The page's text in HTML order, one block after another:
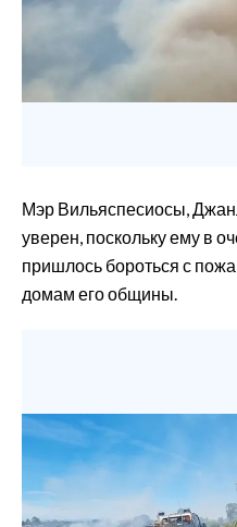
Мэр Вильяспесиосы,
уверен, поскольку ему в
пришлось бороться с
домам его общины.